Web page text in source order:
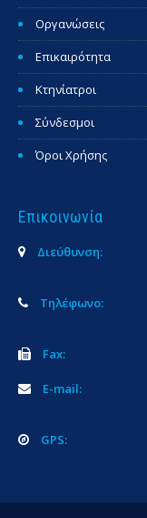
Οργανώσεις
Επικαιρότητα
Κτηνίατροι
Σύνδεσμοι
Όροι Χρήσης
Επικοινωνία
Διεύθυνση:
Τηλέφωνο:
Fax:
E-mail:
GPS: